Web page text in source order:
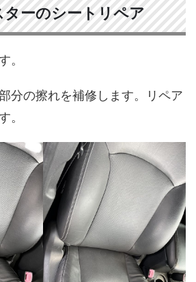
ターのシートリペア
。
分の擦れを補修します。リペア
。